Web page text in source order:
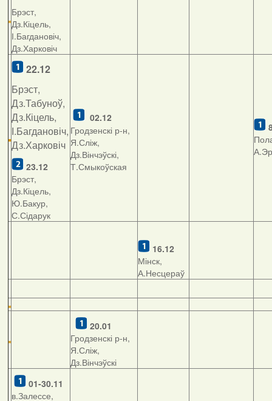
Брэст,
Дз.Кіцель,
І.Багдановіч,
Дз.Харковіч
22.12
Брэст,
Дз.Табуноў,
Дз.Кіцель,
І.Багдановіч,
Дз.Харковіч
23.12
Брэст,
Дз.Кіцель,
Ю.Бакур,
С.Сідарук
02.12
Гродзенскі р-н,
Я.Сліж,
Дз.Вінчэўскі,
Т.Смыкоўская
16.12
Мінск,
А.Несцераў
20.01
Гродзенскі р-н,
Я.Сліж,
Дз.Вінчэўскі
01-30.11
в.Залессе,